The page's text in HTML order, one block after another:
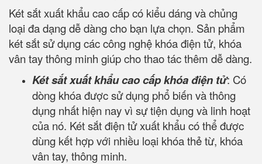
Két sắt xuất khẩu cao cấp có kiểu dáng và chủng
loại đa dạng dễ dàng cho bạn lựa chọn. Sản phẩm
két sắt sử dụng các công nghệ khóa điện tử, khóa
vân tay thông minh giúp cho thao tác thêm dễ dàng.
Két sắt xuất khẩu cao cấp khóa điện tử: Có
dòng khóa được sử dụng phổ biến và thông
dụng nhất hiện nay vì sự tiện dụng và linh hoạt
của nó. Két sắt điện tử xuất khẩu có thể được
dùng kết hợp với nhiều loại khóa thẻ từ, khóa
vân tay, thông minh.